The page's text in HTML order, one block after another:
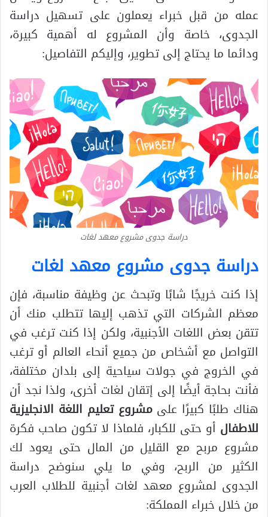
عمله من قبل خبراء يعملون على تسهيل دراسة
الجدوى، خاصة وأن المشروع له أهمية كبيرة،
ودائما ما يحتاج إلى تطوير، وإليكم التفاصيل:
دراسة جدوى مشروع معهد لغات
دراسة جدوى مشروع معهد لغات
إذا كنت خريجًا شابًا وتبحث عن وظيفة مناسبة، فإن
معظم الشركات التي تذهب إليها تتطلب منك أن
تتقن بعض اللغات الأجنبية، ولكن إذا كنت ترغب في
التواصل مع أشخاص من جميع أنحاء العالم أو ترغب
في الخروج في جولات سياحية إلى بلدان مختلفة،
فأنت بحاجة أيضًا إلى إتقان لغات أخرى، ولذا نجد أن
هناك طلبًا كبيرًا علىمشروع تعليم اللغة الانجليزية
للاطفال أو حتى للكبار، فلماذا لا تكون صاحب فكرة
مشروع مربح مع القليل من المال حتى يعود لك
الكثير من الربح، وفي ما يلي سنوضح دراسة
الجدوى لمشروع معهد لغات أجنبية للطلاب العرب
من خلال خبراء المملكة: